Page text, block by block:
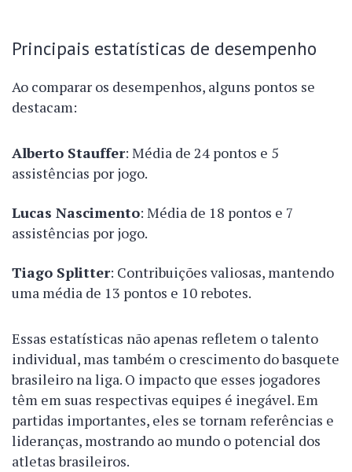
Principais estatísticas de desempenho
Ao comparar os desempenhos, alguns pontos se
destacam:
Alberto Stauffer: Média de 24 pontos e 5
assistências por jogo.
Lucas Nascimento: Média de 18 pontos e 7
assistências por jogo.
Tiago Splitter: Contribuições valiosas, mantendo
uma média de 13 pontos e 10 rebotes.
Essas estatísticas não apenas refletem o talento
individual, mas também o crescimento do basquete
brasileiro na liga. O impacto que esses jogadores
têm em suas respectivas equipes é inegável. Em
partidas importantes, eles se tornam referências e
lideranças, mostrando ao mundo o potencial dos
atletas brasileiros.